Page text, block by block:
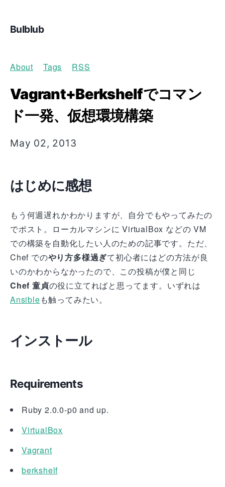
Bulblub
About Tags RSS
Vagrant+Berkshelfでコマン
ド一発、仮想環境構築
May 02, 2013
はじめに感想
もう何週遅れかわかりますが、自分でもやってみたの
でポスト。ローカルマシンに VirtualBox などの VM
での構築を自動化したい人のための記事です。ただ、
Chef でのやり方多様過ぎて初心者にはどの方法が良
いのかわからなかったので、この投稿が僕と同じ
Chef 童貞の役に立てればと思ってます。いずれは
Ansibleも触ってみたい。
インストール
Requirements
Ruby 2.0.0-p0 and up.
VirtualBox
Vagrant
berkshelf